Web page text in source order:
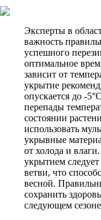
Эксперты в
важность
успешного
оптимальное
зависит от
укрытие
опускается до -
перепады
состоянии
использовать
укрывные
от холода и
укрытием
ветви, что
весной.
сохранить
следующем